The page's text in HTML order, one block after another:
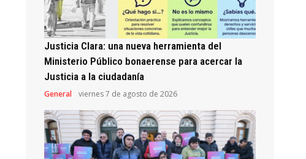
Justicia Clara: una nueva herramienta del
Ministerio Público bonaerense para acercar la
Justicia a la ciudadanía
General viernes 7 de agosto de 2026